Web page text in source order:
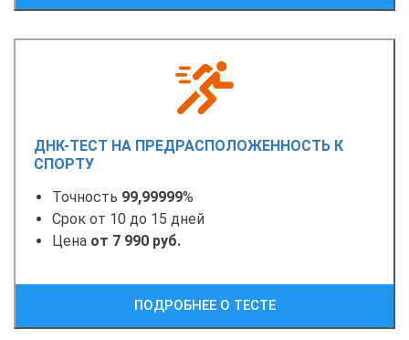
ДНК-ТЕСТ НА ПРЕДРАСПОЛОЖЕННОСТЬ К
СПОРТУ
Точность 99,99999%
Срок от 10 до 15 дней
Цена от 7 990 руб.
ПОДРОБНЕЕ О ТЕСТЕ